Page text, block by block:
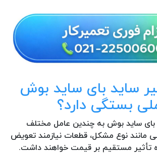
ساید بای ساید بوش
بستگی دارد؟
بای ساید بوش به چندین عامل مختلف
مانند نوع مشکل، قطعات نیازمند تعویض
تأثیر مستقیم بر قیمت خواهند داشت.